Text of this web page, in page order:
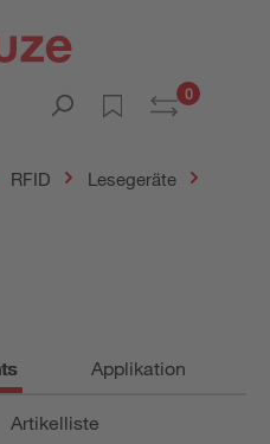
0
RFID
Lesegeräte
Applikation
Artikelliste